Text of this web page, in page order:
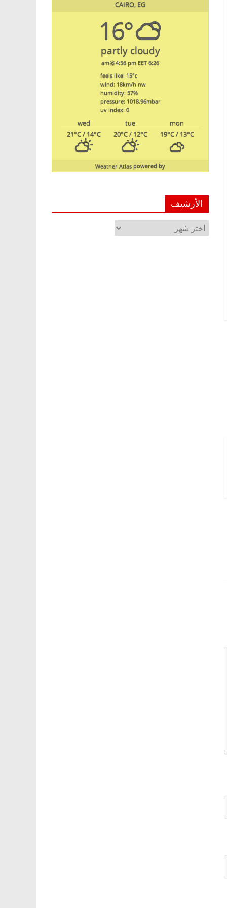
CAIRO, EG
16°
partly cloudy
6:26 am
4:56 pm EET
feels like: 15°c
wind: 18km/h nw
humidity: 57%
pressure: 1018.96mbar
uv index: 0
mon
tue
wed
19°C/ 13°C
20°C/ 12°C
21°C/ 14°C
powered by
Weather Atlas
الأرشيف
الأرشيف